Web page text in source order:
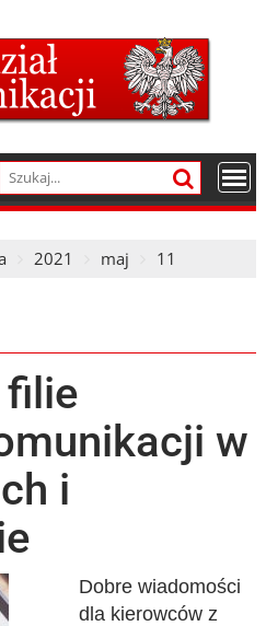
2021 maj 11
filie
w
i
Dobre wiadomości
dla kierowców z